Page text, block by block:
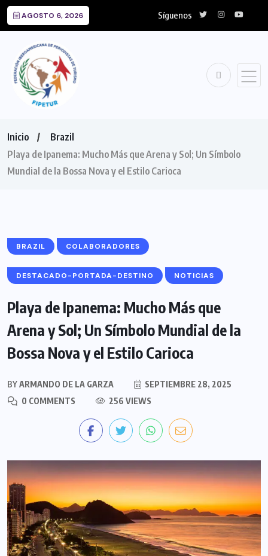
AGOSTO 6, 2026 Síguenos
Inicio
Brazil
Playa de Ipanema: Mucho Más que Arena y Sol; Un Símbolo
Mundial de la Bossa Nova y el Estilo Carioca
BRAZIL COLABORADORES
DESTACADO-PORTADA-DESTINO NOTICIAS
Playa de Ipanema: Mucho Más que
Arena y Sol; Un Símbolo Mundial de la
Bossa Nova y el Estilo Carioca
BYARMANDO DE LA GARZA
SEPTIEMBRE 28, 2025
0 COMMENTS
256 VIEWS